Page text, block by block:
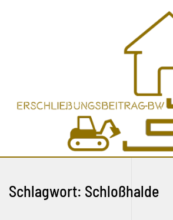
Schlagwort: Schloßhalde